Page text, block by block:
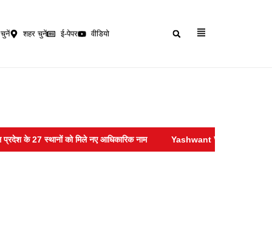
चुनें शहर चुनें ई-पेपर वीडियो
27 स्थानों को मिले नए आधिकारिक नाम Yashwant Verma :- सुप्रीम कोर्ट ने